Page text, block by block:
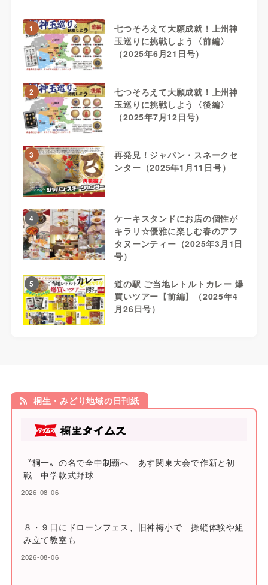
1
七つそろえて大願成就！上州神
玉巡りに挑戦しよう〈前編〉
（2025年6月21日号）
2
七つそろえて大願成就！上州神
玉巡りに挑戦しよう〈後編〉
（2025年7月12日号）
3
再発見！ジャパン・スネークセ
ンター（2025年1月11日号）
4
ケーキスタンドにお店の個性が
キラリ☆優雅に楽しむ春のアフ
タヌーンティー（2025年3月1日
号）
5
道の駅 ご当地レトルトカレー 爆
買いツアー【前編】（2025年4
月26日号）
桐生・みどり地域の日刊紙
〝桐一〟の名で全中制覇へ あす関東大会で作新と初
戦 中学軟式野球
2026-08-06
８・９日にドローンフェス、旧神梅小で 操縦体験や組
み立て教室も
2026-08-06